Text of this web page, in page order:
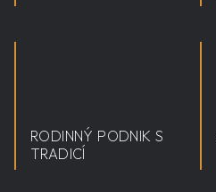
RODINNÝ PODNIK S
TRADICÍ